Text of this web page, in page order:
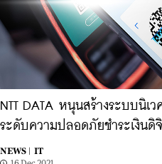
NTT DATA หนุนสร้างระบบนิเ
ระดับความปลอดภัยชำระเงินดิ
NEWS |
IT